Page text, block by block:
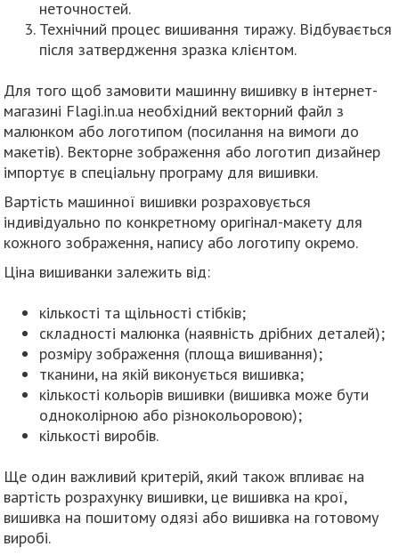
неточностей.
Технічний процес вишивання тиражу. Відбувається
після затвердження зразка клієнтом.
Для того щоб замовити машинну вишивку в інтернет-
магазині Flagi.in.ua необхідний векторний файл з
малюнком або логотипом (посилання на вимоги до
макетів). Векторне зображення або логотип дизайнер
імпортує в спеціальну програму для вишивки.
Вартість машинної вишивки розраховується
індивідуально по конкретному оригінал-макету для
кожного зображення, напису або логотипу окремо.
Ціна вишиванки залежить від:
кількості та щільності стібків;
складності малюнка (наявність дрібних деталей);
розміру зображення (площа вишивання);
тканини, на якій виконується вишивка;
кількості кольорів вишивки (вишивка може бути
одноколірною або різнокольоровою);
кількості виробів.
Ще один важливий критерій, який також впливає на
вартість розрахунку вишивки, це вишивка на крої,
вишивка на пошитому одязі або вишивка на готовому
виробі.